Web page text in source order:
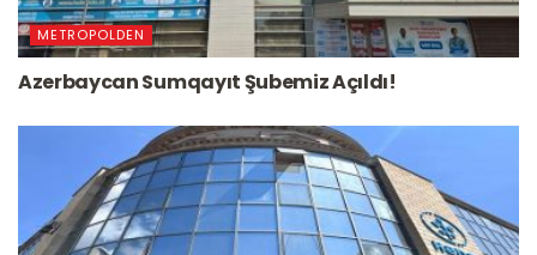
METROPOLDEN
Azerbaycan Sumqayıt Şubemiz Açıldı!